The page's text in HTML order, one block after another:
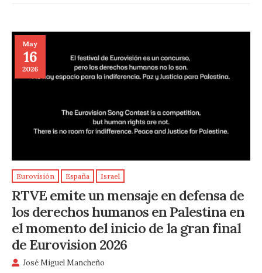
May
16
2026
Eurovisión España Israel
RTVE emite un mensaje en defensa de
los derechos humanos en Palestina en
el momento del inicio de la gran final
de Eurovision 2026
José Miguel Mancheño